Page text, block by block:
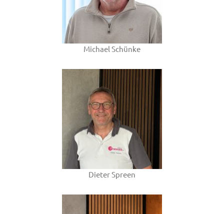
Michael Schünke
Dieter Spreen